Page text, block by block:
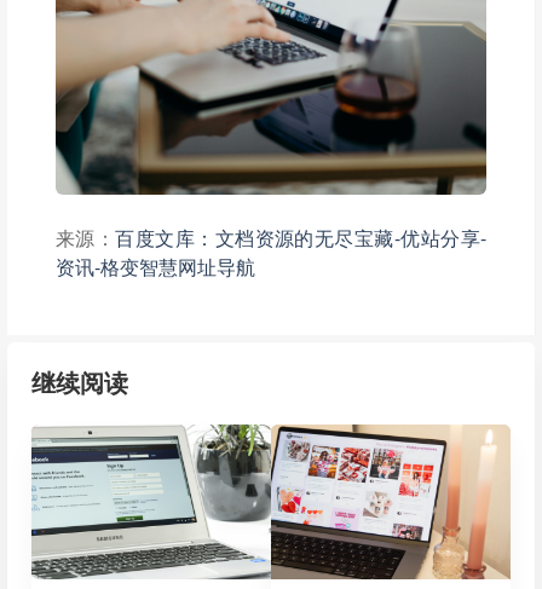
来源：百度文库：文档资源的无尽宝藏-优站分享-
资讯-格变智慧网址导航
继续阅读